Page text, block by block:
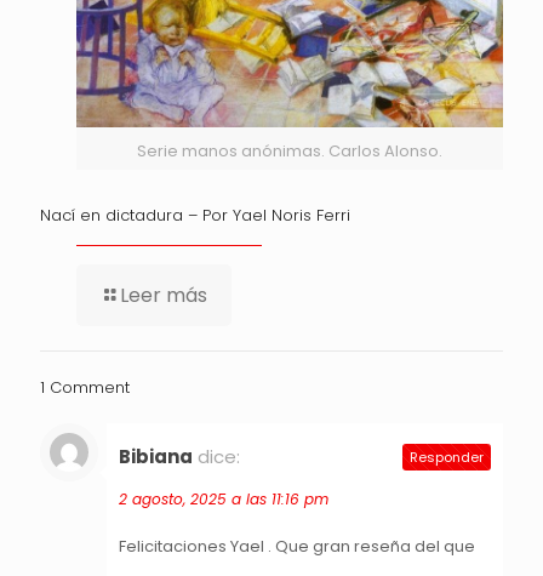
Serie manos anónimas. Carlos Alonso.
Nací en dictadura – Por Yael Noris Ferri
Leer más
1 Comment
Bibiana dice:
2 agosto, 2025 a las 11:16 pm
Felicitaciones Yael . Que gran reseña del que
Responder